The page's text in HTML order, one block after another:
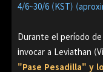
4/6~30/6 (KST)
Durante el período
invocar a Leviathan
"Pase Pesadilla" y